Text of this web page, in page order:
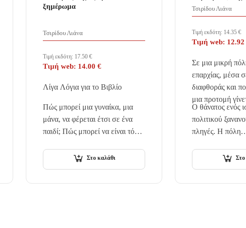
ξημέρωμα
Τσιρίδου Λιάνα
Τιμή εκδότη: 17.50 €
Τιμή web: 14.00 €
Λίγα Λόγια για το Βιβλίο
Πώς μπορεί μια γυναίκα, μια
μάνα, να φέρεται έτσι σε ένα
παιδί; Πώς μπορεί να είναι τόσο
τόσο εχθρική όταν εκείνο
εκλιπαρεί…
Στο καλάθι
Τσιρίδου Λιάνα
Τιμή εκδότη: 14.35 €
Τιμή web: 12.92
Σε μια μικρή
επαρχίας, μέσα
διαφθοράς και
μια προτομή
Ο θάνατος ενός
πολιτικού
πληγές. Η